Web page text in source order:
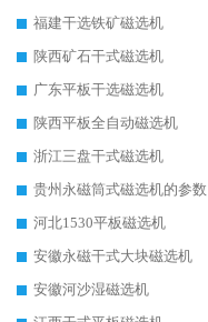
福建干选铁矿磁选机
陕西矿石干式磁选机
广东平板干选磁选机
陕西平板全自动磁选机
浙江三盘干式磁选机
贵州永磁筒式磁选机的参数
河北1530平板磁选机
安徽永磁干式大块磁选机
安徽河沙湿磁选机